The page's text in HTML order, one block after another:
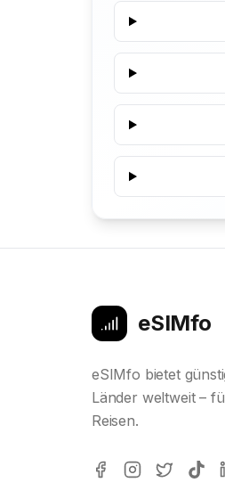
eSIMfo
eSIMfo bietet
Länder weltweit –
Reisen.